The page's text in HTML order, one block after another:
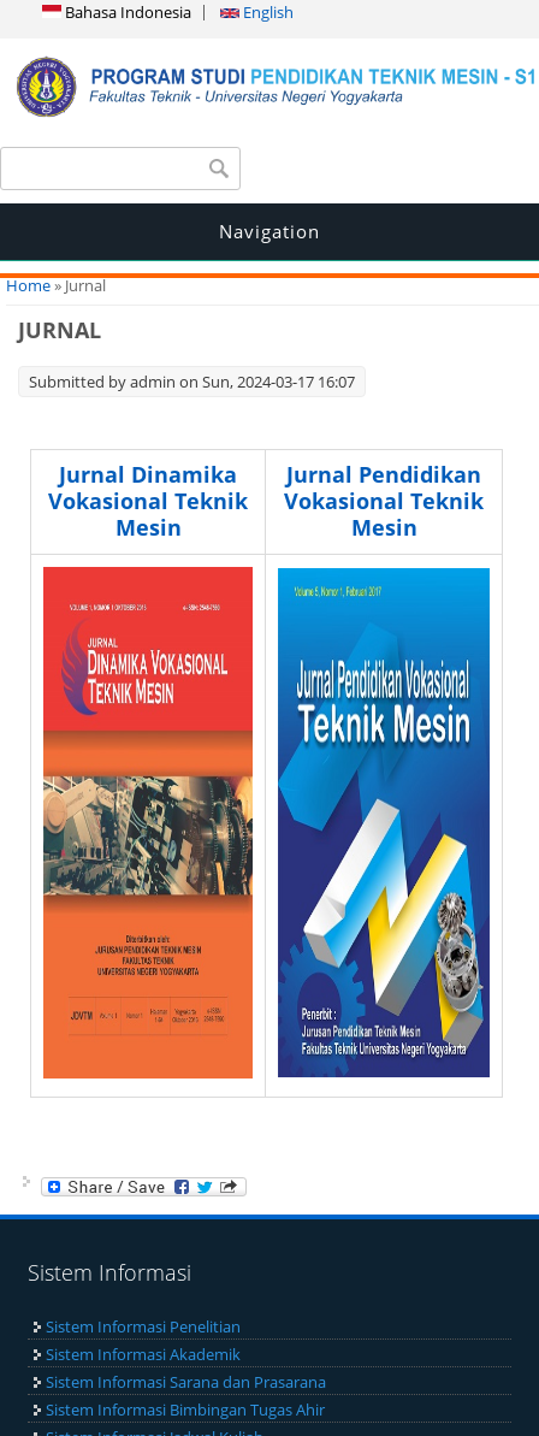
Bahasa Indonesia English
Search form
Navigation
You are here
Home» Jurnal
JURNAL
Submitted byadmin on Sun, 2024-03-17 16:07
Jurnal Dinamika
Vokasional Teknik
Mesin
Jurnal Pendidikan
Vokasional Teknik
Mesin
Sistem Informasi
Sistem Informasi Penelitian
Sistem Informasi Akademik
Sistem Informasi Sarana dan Prasarana
Sistem Informasi Bimbingan Tugas Ahir